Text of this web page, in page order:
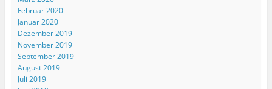
Februar 2020
Januar 2020
Dezember 2019
November 2019
September 2019
August 2019
Juli 2019